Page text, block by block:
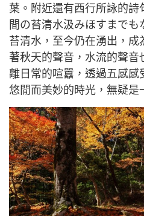
葉。附近還有西行所詠的詩
間の苔清水汲みほすまで
苔清水，至今仍在湧出，
著秋天的聲音，水流的聲
離日常的喧囂，透過五感
悠閒而美妙的時光，無疑是